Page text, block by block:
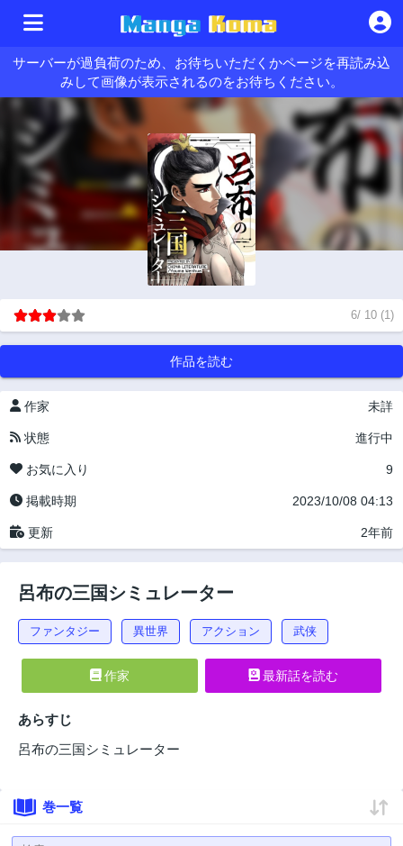
サーバーが過負荷のため、お待ちいただくかページを再読み込
みして画像が表示されるのをお待ちください。
6/ 10 (1)
作品を読む
作家 未詳
状態 進行中
お気に入り 9
掲載時期 2023/10/08 04:13
更新 2年前
呂布の三国シミュレーター
ファンタジー 異世界 アクション 武侠
作家 最新話を読む
あらすじ
呂布の三国シミュレーター
巻一覧